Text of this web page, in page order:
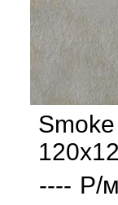
Smoke
---- Р/